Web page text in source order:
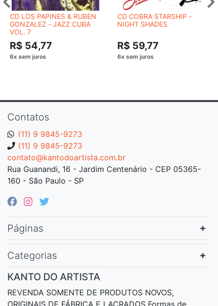
CD LOS PAPINES & RUBEN
GONZALEZ - JAZZ CUBA
VOL. 7
R$ 54,77
CD COBRA STARSHIP -
NIGHT SHADES
R$ 59,77
Contatos
(11) 9 9845-9273
(11) 9 9845-9273
contato@kantodoartista.com.br
Rua Guanandi, 16 - Jardim Centenário - CEP 05365-
160 - São Paulo - SP
Páginas
Categorias
KANTO DO ARTISTA
REVENDA SOMENTE DE PRODUTOS NOVOS,